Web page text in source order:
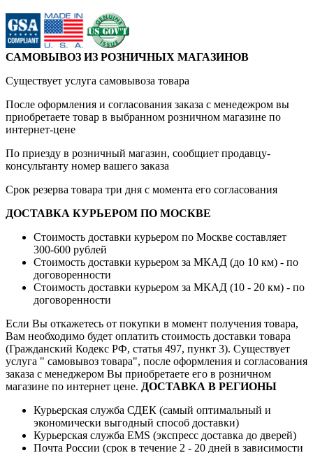
САМОВЫВОЗ ИЗ РОЗНИЧНЫХ МАГАЗИНОВ
Существует услуга самовывоза товара
После оформления и согласования заказа с менедежром вы
приобретаете товар в выбранном розничном магазине по
интернет-цене
По приезду в розничный магазин, сообщиет продавцу-
консультанту номер вашего заказа
Срок резерва товара три дня с момента его согласования
ДОСТАВКА КУРЬЕРОМ ПО МОСКВЕ
Стоимость доставки курьером по Москве составляет
300-600 рублей
Стоимость доставки курьером за МКАД (до 10 км) - по
договоренности
Стоимость доставки курьером за МКАД (10 - 20 км) - по
договоренности
Если Вы откажетесь от покупки в момент получения товара,
Вам необходимо будет оплатить стоимость доставки товара
(Гражданский Кодекс РФ, статья 497, пункт 3). Существует
услуга " самовывоз товара", после оформления и согласования
заказа с менеджером Вы приобретаете его в розничном
магазине по интернет цене. ДОСТАВКА В РЕГИОНЫ
Курьерская служба СДЕК (самый оптимальный и
экономически выгодный способ доставки)
Курьерская служба EMS (экспресс доставка до дверей)
Почта России (срок в течение 2 - 20 дней в зависимости